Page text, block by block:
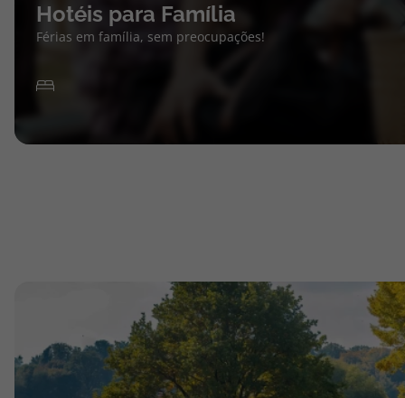
Hotéis para Família
Férias em família, sem preocupações!